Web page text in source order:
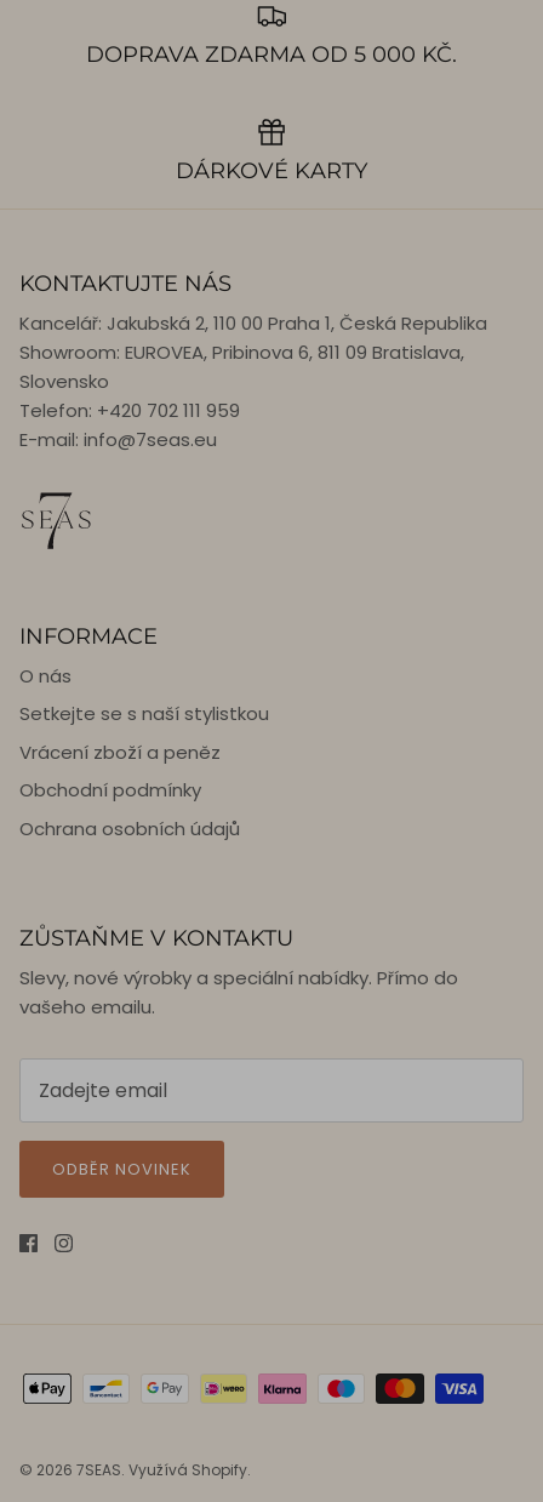
DOPRAVA ZDARMA OD 5 000 KČ.
DÁRKOVÉ KARTY
KONTAKTUJTE NÁS
Kancelář: Jakubská 2, 110 00 Praha 1, Česká Republika
Showroom: EUROVEA, Pribinova 6, 811 09 Bratislava,
Slovensko
Telefon: +420 702 111 959
E-mail: info@7seas.eu
INFORMACE
O nás
Setkejte se s naší stylistkou
Vrácení zboží a peněz
Obchodní podmínky
Ochrana osobních údajů
ZŮSTAŇME V KONTAKTU
Slevy, nové výrobky a speciální nabídky. Přímo do
vašeho emailu.
ODBĚR NOVINEK
© 2026 7SEAS. Využívá Shopify.